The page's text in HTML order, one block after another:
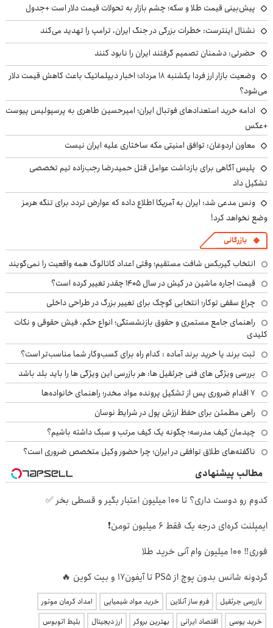
پیش‌بینی قیمت طلا و سکه؛ چشم بازار به تحولات قیمت دلار است +جدول
نشنال اینترست: خطرات بزرگی در جنگ ایران، ترامپ را تهدید می‌کند
حضرتی: دشمنان تصمیم گرفتند ایران را نابود کنند
وضعیت بازار ارز فردا یکشنبه ۱۸ مرداد؛ اخبار دیپلماتیک باعث کاهش قیمت دلار
می‌شود؟
ادامه خرید استعدادهای فوتبال ایران؛ امیرحسین طاهری به پرسپولیس پیوست
+عکس
معاون اردوغان: توافق امنیتی مکه ساختاری علیه ایران نیست
پلیس آگاهی برای بازداشت عوامل قتل حمیدرضا رجب‌زاده تیم تخصصی
تشکیل داد
ونس مدعی شد: ایران به آمریکا اطلاع داده که عوارض تردد برای تنگه هرمز
وضع نخواهد کرد!
بازرگانی
انتخاب گیربکس شافت مستقیم؛ وقتی اعداد کاتالوگ همه واقعیت را نمی‌گویند
قیمت اجاره ماشین در کیش در سال ۱۴۰۵ چقدر تغییر کرده است؟
چراغ سقفی توکار؛ انتخابی کوچک برای تغییر بزرگ در طراحی داخلی
راهنمای جامع مستمری و حقوق بازنشستگی؛ انواع حکم، فیش حقوقی و نکات
کلیدی
ثبت برند یا خرید برند آماده : کدام راه برای کسب‌وکار شما مناسب‌تر است؟
بررسی ویژگی های فنی جرثقیل ها: هر بازرسی این ویژگی ها را باید بلد باشد
۷ اقدام ضروری پس از تشکیل پرونده مواد مخدر؛ راهنمای خانواده‌ها
راهی مطمئن برای حفظ ارزش پول در شرایط نوسان
چیدمان کیف مدرسه؛ چگونه یک کیف مرتب و سبک داشته باشیم؟
ناگفته‌های طلاق توافقی در ایران؛ چرا حضور وکیل متخصص ضروری است؟
مطالب پیشنهادی
کدوم رو دوست داری؟ تا 100 میلیون اعتبار بگیر و قسطی بخر ✅
ایمپلنت کره‌ای درجه یک فقط 6 میلیون تومن❗
فوری‼️ 100 میلیون وام آنی خرید طلا
گردونه شانس بدون پوچ از PS5 تا آیفون17 و بیت کوین 🔥
بازرسی جرثقیل فرم ساز آنلاین خرید مواد شیمیایی
امداد کرمان موتور
خرید یوسی
اقتصاد ایرانی بهترین بروکر ارز دیجیتال بلیط اتوبوس